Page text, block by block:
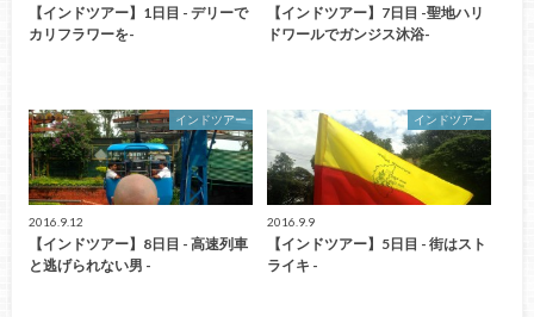
【インドツアー】1日目 - デリーで
カリフラワーを-
【インドツアー】7日目 -聖地ハリ
ドワールでガンジス沐浴-
インドツアー
2016.9.12
【インドツアー】8日目 - 高速列車
と逃げられない男 -
インドツアー
2016.9.9
【インドツアー】5日目 - 街はスト
ライキ -